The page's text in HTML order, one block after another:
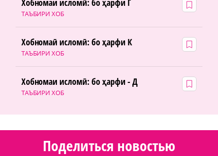
ТАЪБИРИ ХОБ
Хобномаи исломӣ: бо ҳарфи Г
ТАЪБИРИ ХОБ
Хобномаӣ исломӣ: бо ҳарфи К
ТАЪБИРИ ХОБ
Хобномаи исломӣ: бо ҳарфи - Д
Поделиться новостью